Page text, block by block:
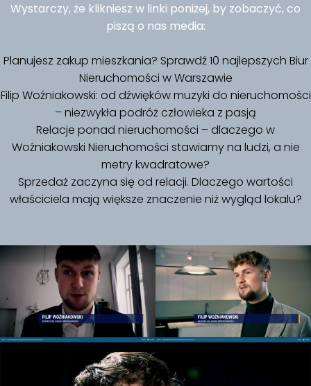
Wystarczy, że klikniesz w linki poniżej, by zobaczyć, co
piszą o nas media:
Planujesz zakup mieszkania? Sprawdź 10 najlepszych Biur
Nieruchomości w Warszawie
Filip Woźniakowski: od dźwięków muzyki do nieruchomości
– niezwykła podróż człowieka z pasją
Relacje ponad nieruchomości – dlaczego w
Woźniakowski Nieruchomości stawiamy na ludzi, a nie
metry kwadratowe?
Sprzedaż zaczyna się od relacji. Dlaczego wartości
właściciela mają większe znaczenie niż wygląd lokalu?